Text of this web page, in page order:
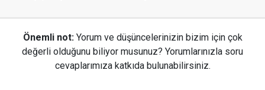
Önemli not: Yorum ve düşüncelerinizin bizim için çok
değerli olduğunu biliyor musunuz? Yorumlarınızla soru
cevaplarımıza katkıda bulunabilirsiniz.